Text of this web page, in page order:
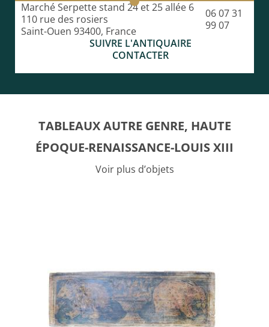
Marché Serpette stand 24 et 25 allée 6
110 rue des rosiers
Saint-Ouen 93400, France
06 07 31
99 07
SUIVRE L'ANTIQUAIRE
CONTACTER
TABLEAUX AUTRE GENRE, HAUTE
ÉPOQUE-RENAISSANCE-LOUIS XIII
Voir plus d’objets